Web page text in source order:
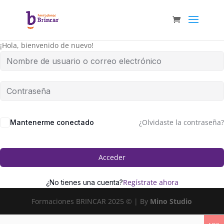
¡Hola, bienvenido de nuevo!
Mantenerme conectado ¿Olvidaste la contraseña?
Acceder
¿No tienes una cuenta?Regístrate ahora
Formaciones BRINCAR 2025 © | By Mino Studio